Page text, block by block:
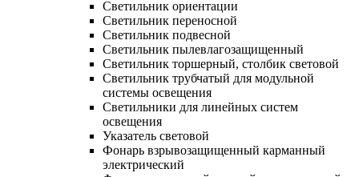
Светильник ориентации
Светильник переносной
Светильник подвесной
Светильник пылевлагозащищенный
Светильник торшерный, столбик световой
Светильник трубчатый для модульной
системы освещения
Светильники для линейных систем
освещения
Указатель световой
Фонарь взрывозащищенный карманный
электрический